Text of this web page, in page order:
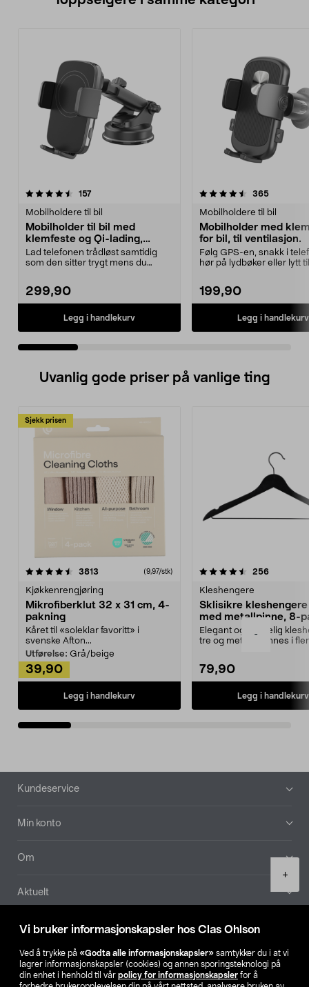
Vi bruker informasjonskapsler hos Clas Ohlson
Ved å trykke på «Godta alle informasjonskapsler» samtykker du i at vi
lagrer informasjonskapsler (cookies) og annen sporingsteknologi på
din enhet i henhold til vår policy for informasjonskapsler for å
-
+
157anmeldelser
Mobilholdere til bil
Mobilholder til bil med
klemfeste og Qi-lading,
sugekopp
Lad telefonen trådløst samtidig
som den sitter trygt mens du
299,90
Legg i handlekurv
4.5 av 5 stjerner 365
Mobilholdere til bil
Mobilholder med
for bil, til ventilasjon.
Følg GPS-en, snakk i
hør på lydbøker eller lytt
199,90
Legg i handlekurv
4.5 av 5 stjerner
Uvanlig gode priser på vanlige ting
Sjekk prisen
3813 anmeldelser(9,97/stk)
Kjøkkenrengjøring
Mikrofiberklut 32 x 31 cm, 4-
pakning
Kåret til «soleklar favoritt» i
svenske Afton...
Utførelse: Grå/beige
39,90
Legg i handlekurv
4.5av 5 stjerner 256
Kleshengere
Sklisikre
med metallpinne, 8-
Elegant og skikkelig
tre og metall – finnes i
79,90
Legg i handlekurv
4.5av 5 stjerner
Bunntekst
Kundeservice
Min konto
Om
Aktuelt
Våre selskaper
Finn din butikk